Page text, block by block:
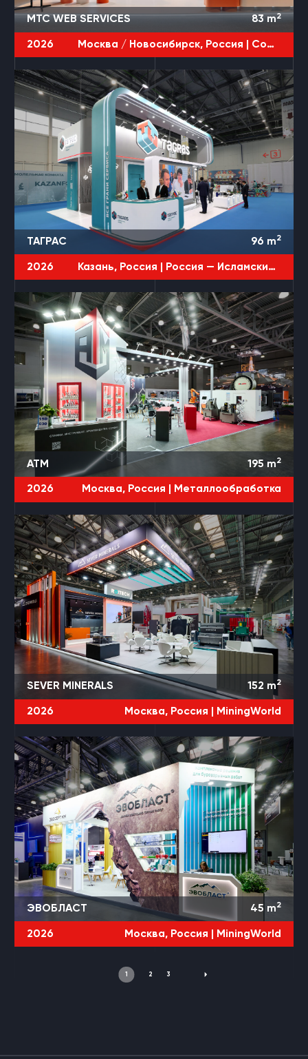
МТС WEB SERVICES 83m2
2026 Москва / Новосибирск, Россия | CodeFest / JPoint / DevOps
ТАГРАС 96 m2
2026 Казань, Россия | Россия — Исламский мир
ATM 195 m2
2026 Москва, Россия | Металлообработка
SEVER MINERALS 152 m2
2026 Москва, Россия | MiningWorld
ЭВОБЛАСТ 45 m2
2026 Москва, Россия | MiningWorld
1 2 3